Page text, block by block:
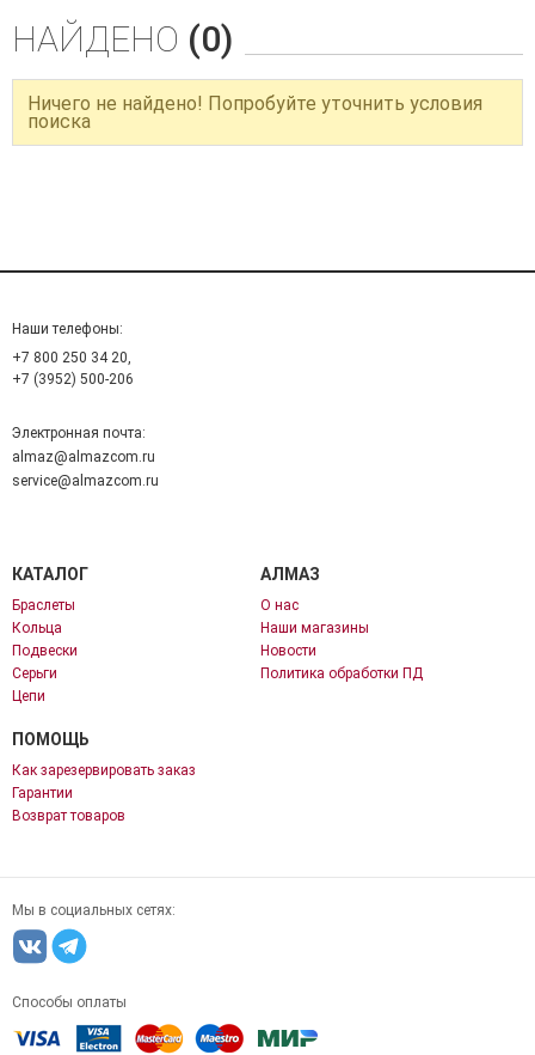
НАЙДЕНО (0)
Ничего не найдено! Попробуйте уточнить условия
поиска
Наши телефоны:
+7 800 250 34 20,
+7 (3952) 500-206
Электронная почта:
almaz@almazcom.ru
service@almazcom.ru
КАТАЛОГ
Браслеты
Кольца
Подвески
Серьги
Цепи
АЛМАЗ
О нас
Наши магазины
Новости
Политика обработки ПД
ПОМОЩЬ
Как зарезервировать заказ
Гарантии
Возврат товаров
Мы в социальных сетях:
Способы оплаты